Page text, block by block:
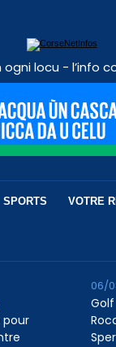
ogni locu - l’info
SPORTS VOTRE
pour
06/